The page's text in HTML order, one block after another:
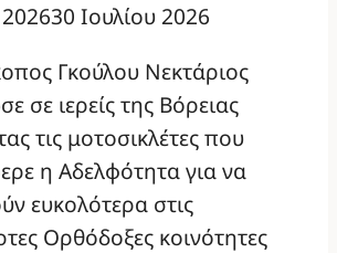
30 Ιουλίου 2026
Γκούλου Νεκτάριος
σε ιερείς της Βόρειας
τις μοτοσικλέτες που
η Αδελφότητα για να
ευκολότερα στις
Ορθόδοξες κοινότητες